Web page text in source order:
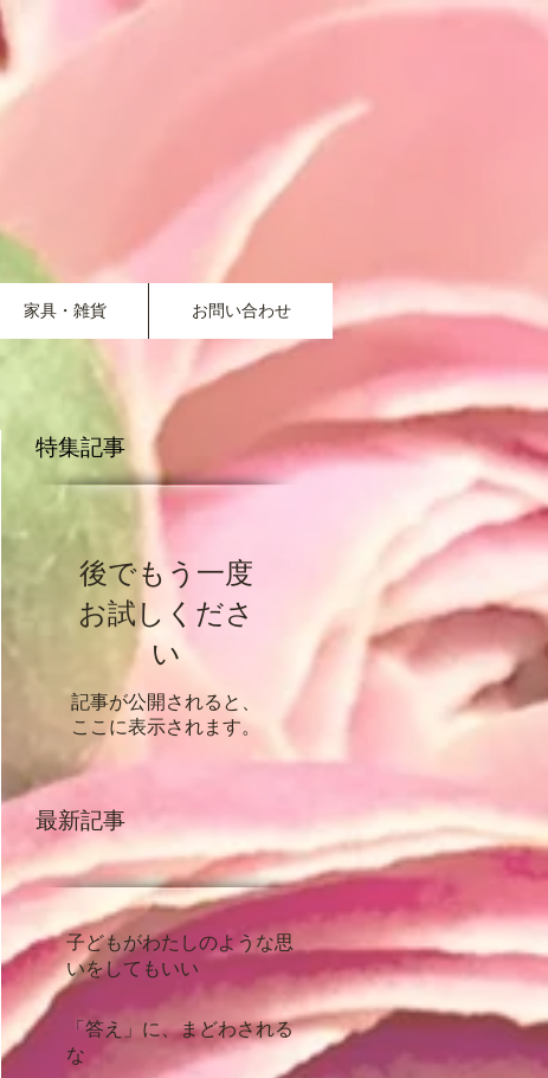
家具・雑貨 お問い合わせ
特集記事
後でもう一度
お試しくださ
い
記事が公開されると、
ここに表示されます。
最新記事
子どもがわたしのような思
いをしてもいい
「答え」に、まどわされる
な